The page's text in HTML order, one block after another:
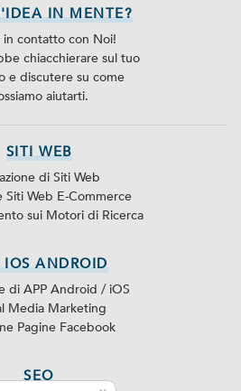
IN MENTE?
contatto con Noi!
chiacchierare sul tuo
e discutere su come
aiutarti.
SITI WEB
di Siti Web
Siti Web E-Commerce
sui Motori di Ricerca
IOS ANDROID
di APP Android / iOS
Media Marketing
Pagine Facebook
SEO